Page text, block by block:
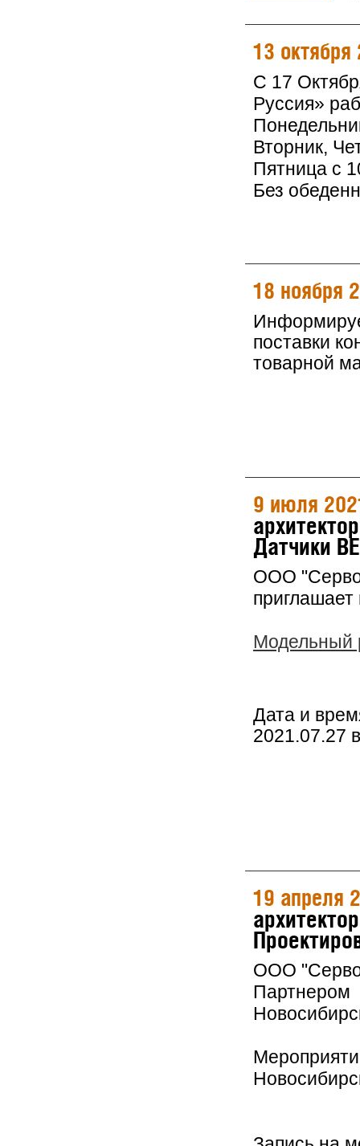
13 октября
С 17
Руссия»
Вторник,
Пятница с
Без
18 ноября
поставки
товарной
9 июля
Датчики
ООО
Модельный
Дата и
2021.07.27
19 апреля
ООО
Партнером